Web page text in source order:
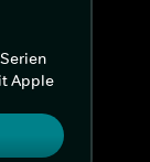
Apple